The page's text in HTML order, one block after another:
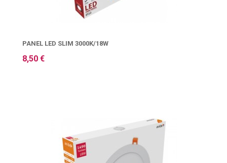
PANEL LED SLIM 3000K/18W
8,50 €